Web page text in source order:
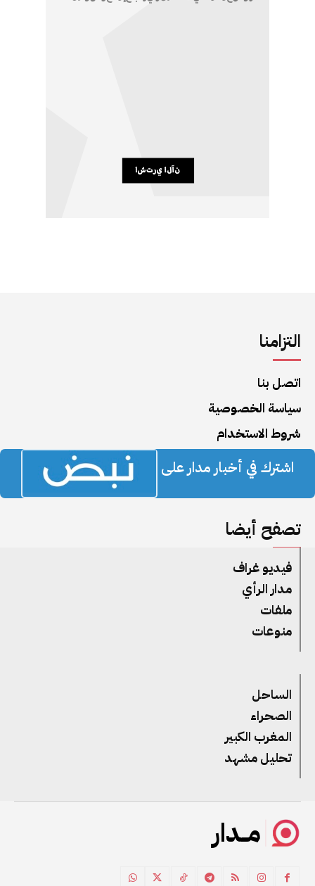
التزامنا
اتصل بنا
سياسة الخصوصية
شروط الاستخدام
اشترك في أخبار مدار على
تصفح أيضا
فيديو غراف
مدار الرأي
ملفات
منوعات
الساحل
الصحراء
المغرب الكبير
تحليل مشهد
مــدار